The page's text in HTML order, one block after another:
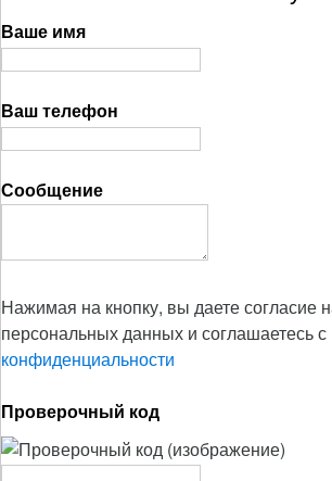
Ваше имя
Ваш телефон
Сообщение
Нажимая на кнопку, вы даете согласие
персональных данных и соглашаетесь с
конфиденциальности
Проверочный код